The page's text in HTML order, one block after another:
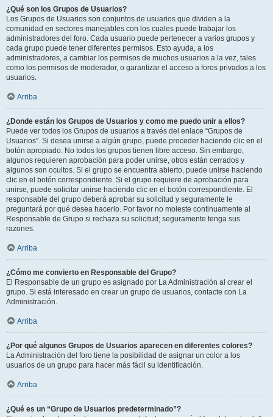
¿Qué son los Grupos de Usuarios?
Los Grupos de Usuarios son conjuntos de usuarios que dividen a la
comunidad en sectores manejables con los cuales puede trabajar los
administradores del foro. Cada usuario puede pertenecer a varios grupos y
cada grupo puede tener diferentes permisos. Esto ayuda, a los
administradores, a cambiar los permisos de muchos usuarios a la vez, tales
como los permisos de moderador, o garantizar el acceso a foros privados a los
usuarios.
Arriba
¿Donde están los Grupos de Usuarios y como me puedo unir a ellos?
Puede ver todos los Grupos de usuarios a través del enlace “Grupos de
Usuarios”. Si desea unirse a algún grupo, puede proceder haciendo clic en el
botón apropiado. No todos los grupos tienen libre acceso. Sin embargo,
algunos requieren aprobación para poder unirse, otros están cerrados y
algunos son ocultos. Si el grupo se encuentra abierto, puede unirse haciendo
clic en el botón correspondiente. Si el grupo requiere de aprobación para
unirse, puede solicitar unirse haciendo clic en el botón correspondiente. El
responsable del grupo deberá aprobar su solicitud y seguramente le
preguntará por qué desea hacerlo. Por favor no moleste continuamente al
Responsable de Grupo si rechaza su solicitud; seguramente tenga sus
razones.
Arriba
¿Cómo me convierto en Responsable del Grupo?
El Responsable de un grupo es asignado por La Administración al crear el
grupo. Si está interesado en crear un grupo de usuarios, contacte con La
Administración.
Arriba
¿Por qué algunos Grupos de Usuarios aparecen en diferentes colores?
La Administración del foro tiene la posibilidad de asignar un color a los
usuarios de un grupo para hacer más fácil su identificación.
Arriba
¿Qué es un “Grupo de Usuarios predeterminado”?